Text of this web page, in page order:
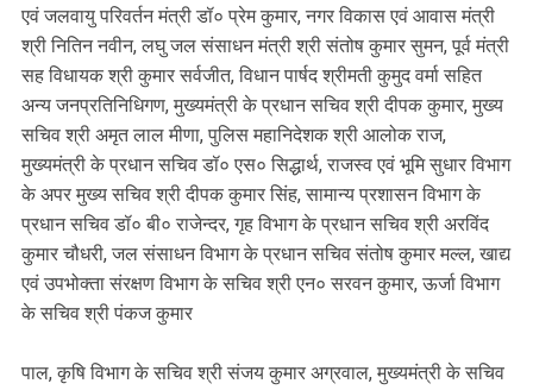
एवं जलवायु परिवर्तन मंत्री डॉ० प्रेम कुमार, नगर विकास एवं आवास मंत्री
श्री नितिन नवीन, लघु जल संसाधन मंत्री श्री संतोष कुमार सुमन, पूर्व मंत्री
सह विधायक श्री कुमार सर्वजीत, विधान पार्षद श्रीमती कुमुद वर्मा सहित
अन्य जनप्रतिनिधिगण, मुख्यमंत्री के प्रधान सचिव श्री दीपक कुमार, मुख्य
सचिव श्री अमृत लाल मीणा, पुलिस महानिदेशक श्री आलोक राज,
मुख्यमंत्री के प्रधान सचिव डॉ० एस० सिद्धार्थ, राजस्व एवं भूमि सुधार विभाग
के अपर मुख्य सचिव श्री दीपक कुमार सिंह, सामान्य प्रशासन विभाग के
प्रधान सचिव डॉ० बी० राजेन्दर, गृह विभाग के प्रधान सचिव श्री अरविंद
कुमार चौधरी, जल संसाधन विभाग के प्रधान सचिव संतोष कुमार मल्ल, खाद्य
एवं उपभोक्ता संरक्षण विभाग के सचिव श्री एन० सरवन कुमार, ऊर्जा विभाग
के सचिव श्री पंकज कुमार
पाल, कृषि विभाग के सचिव श्री संजय कुमार अग्रवाल, मुख्यमंत्री के सचिव